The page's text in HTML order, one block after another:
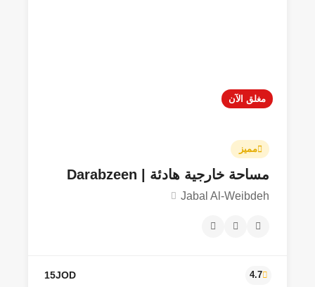
مغلق الآن
مميز
مساحة خارجية هادئة | Darabzeen
Jabal Al-Weibdeh